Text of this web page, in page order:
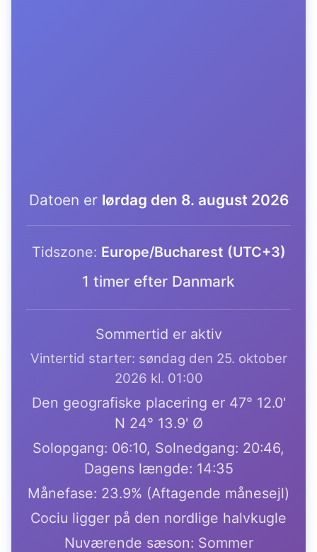
Datoen er lørdag den 8. august 2026
Tidszone: Europe/Bucharest (UTC+3)
1 timer efter Danmark
Sommertid er aktiv
Vintertid starter: søndag den 25. oktober
2026 kl. 01:00
Den geografiske placering er 47° 12.0'
N 24° 13.9' Ø
Solopgang: 06:10, Solnedgang: 20:46,
Dagens længde: 14:35
Månefase: 23.9% (Aftagende månesejl)
Cociu ligger på den nordlige halvkugle
Nuværende sæson: Sommer